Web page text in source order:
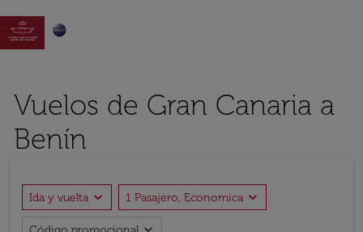

Vuelos de Gran Canaria a
Benín
Ida y vuelta expand_more 1 Pasajero, Economica expand_more